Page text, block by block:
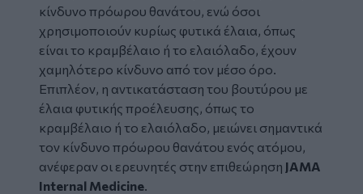
κίνδυνο πρόωρου θανάτου, ενώ όσοι
χρησιμοποιούν κυρίως φυτικά έλαια, όπως
είναι το κραμβέλαιο ή το ελαιόλαδο, έχουν
χαμηλότερο κίνδυνο από τον μέσο όρο.
Επιπλέον, η αντικατάσταση του βουτύρου με
έλαια φυτικής προέλευσης, όπως το
κραμβέλαιο ή το ελαιόλαδο, μειώνει σημαντικά
τον κίνδυνο πρόωρου θανάτου ενός ατόμου,
ανέφεραν οι ερευνητές στην επιθεώρηση JAMA
Internal Medicine.